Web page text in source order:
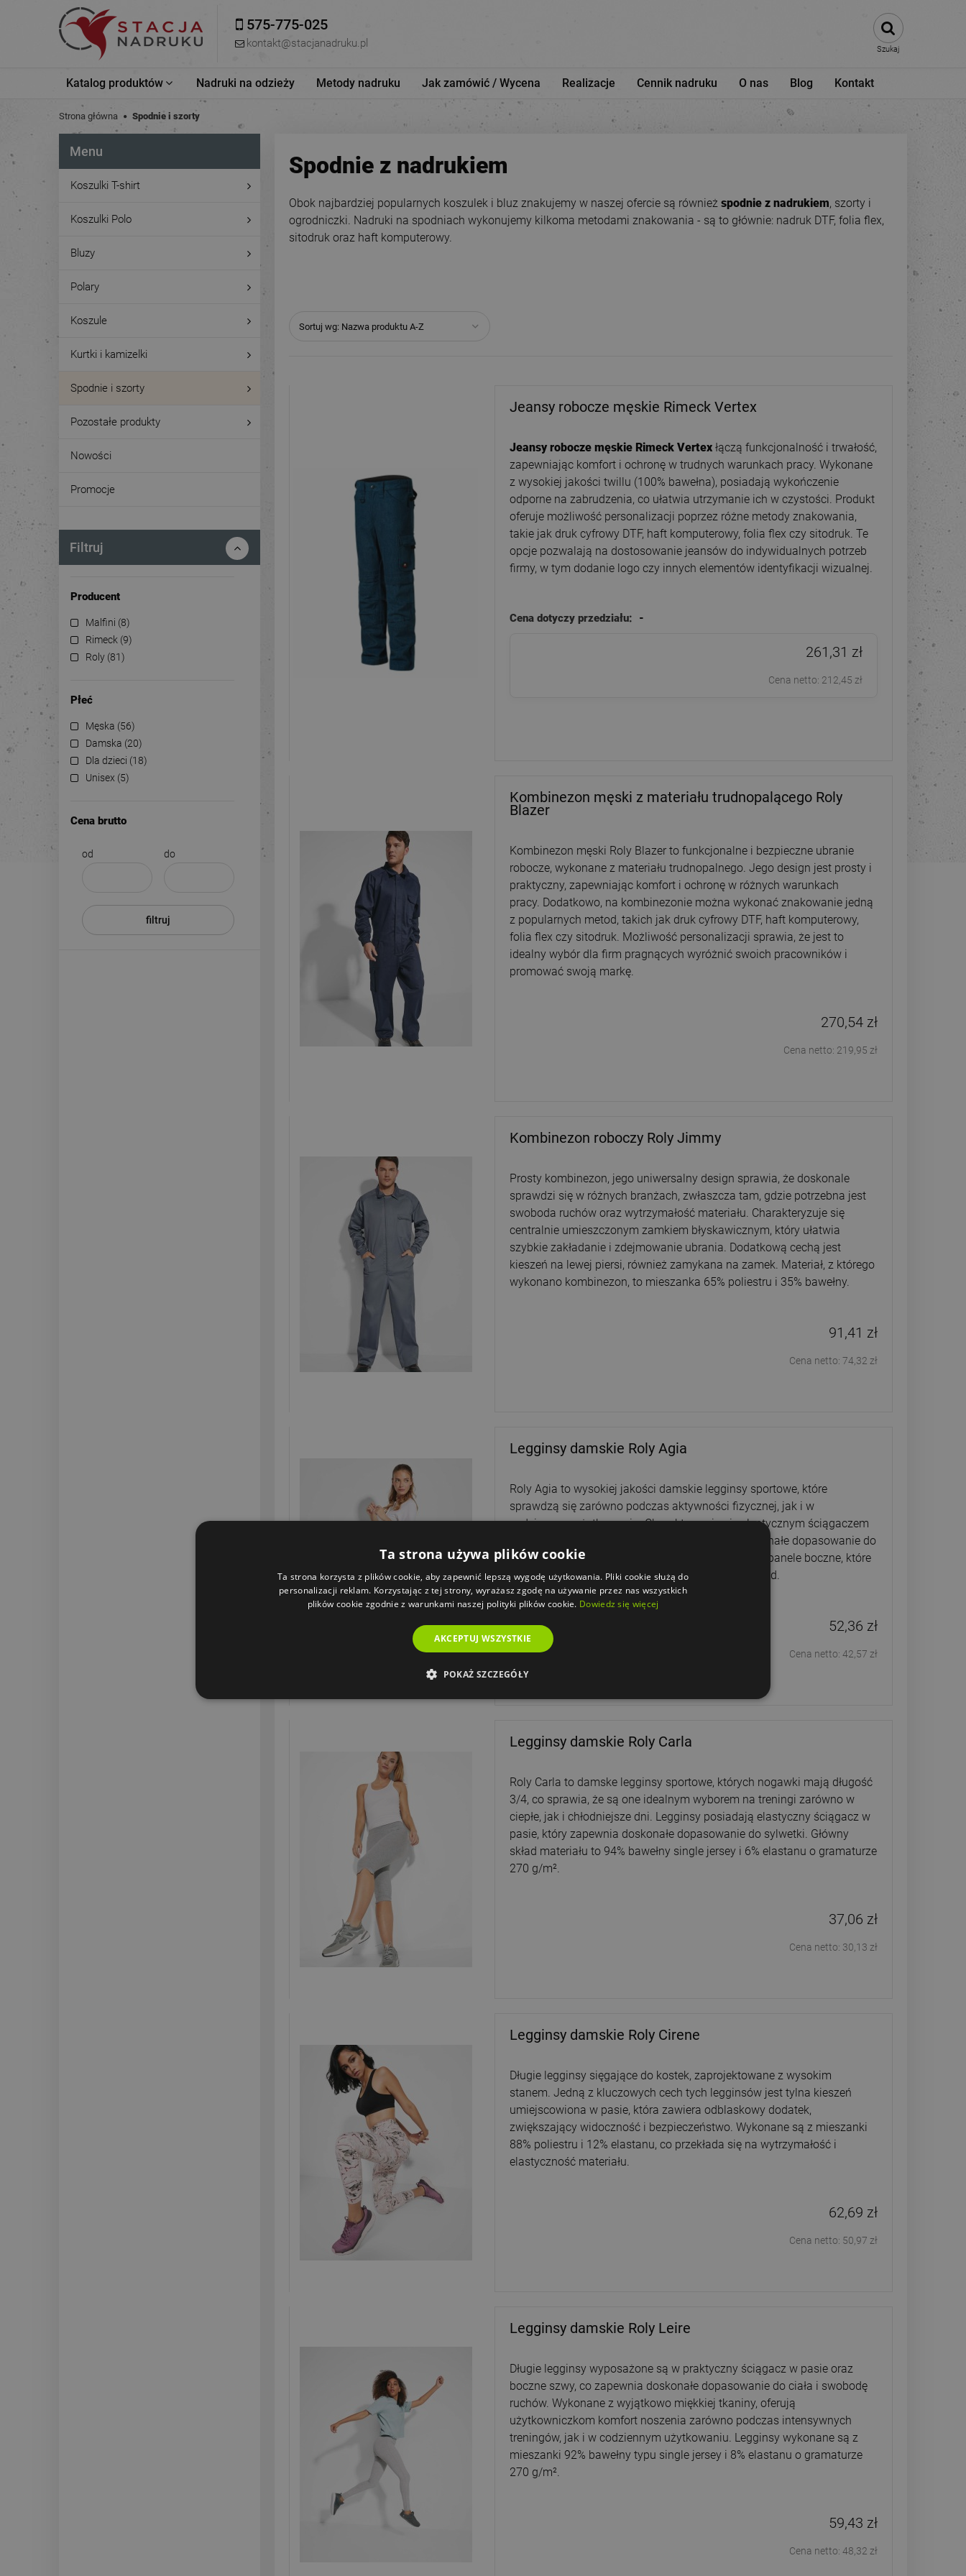
575-775-025
kontakt@stacjanadruku.pl Szukaj
Katalog produktów Nadruki na odzieży Metody nadruku Jak zamówić / Wycena Realizacje Cennik nadruku O nas Blog Kontakt
Strona główna Spodnie i szorty
Menu
Koszulki T-shirt
Koszulki Polo
Bluzy
Polary
Koszule
Kurtki i kamizelki
Spodnie i szorty
Pozostałe produkty
Nowości
Promocje
Filtruj
Producent
Malfini (8)
Rimeck (9)
Roly (81)
Płeć
Męska (56)
Damska (20)
Dla dzieci (18)
Unisex (5)
Cena brutto
od do
filtruj
Spodnie z nadrukiem
Obok najbardziej popularnych koszulek i bluz znakujemy w naszej ofercie są również spodnie z nadrukiem, szorty i
ogrodniczki. Nadruki na spodniach wykonujemy kilkoma metodami znakowania - są to głównie: nadruk DTF, folia flex,
sitodruk oraz haft komputerowy.
Sortuj wg: Nazwa produktu A-Z
Jeansy robocze męskie Rimeck Vertex
Jeansy robocze męskie Rimeck Vertex łączą funkcjonalność i trwałość,
zapewniając komfort i ochronę w trudnych warunkach pracy. Wykonane
z wysokiej jakości twillu (100% bawełna), posiadają wykończenie
odporne na zabrudzenia, co ułatwia utrzymanie ich w czystości. Produkt
oferuje możliwość personalizacji poprzez różne metody znakowania,
takie jak druk cyfrowy DTF, haft komputerowy, folia flex czy sitodruk. Te
opcje pozwalają na dostosowanie jeansów do indywidualnych potrzeb
firmy, w tym dodanie logo czy innych elementów identyfikacji wizualnej.
Cena dotyczy przedziału: -
261,31 zł
Cena netto: 212,45 zł
Kombinezon męski z materiału trudnopalącego Roly
Blazer
Kombinezon męski Roly Blazer to funkcjonalne i bezpieczne ubranie
robocze, wykonane z materiału trudnopalnego. Jego design jest prosty i
praktyczny, zapewniając komfort i ochronę w różnych warunkach
pracy. Dodatkowo, na kombinezonie można wykonać znakowanie jedną
z popularnych metod, takich jak druk cyfrowy DTF, haft komputerowy,
folia flex czy sitodruk. Możliwość personalizacji sprawia, że jest to
idealny wybór dla firm pragnących wyróżnić swoich pracowników i
promować swoją markę.
270,54 zł
Cena netto: 219,95 zł
Kombinezon roboczy Roly Jimmy
Prosty kombinezon, jego uniwersalny design sprawia, że doskonale
sprawdzi się w różnych branżach, zwłaszcza tam, gdzie potrzebna jest
swoboda ruchów oraz wytrzymałość materiału. Charakteryzuje się
centralnie umieszczonym zamkiem błyskawicznym, który ułatwia
szybkie zakładanie i zdejmowanie ubrania. Dodatkową cechą jest
kieszeń na lewej piersi, również zamykana na zamek. Materiał, z którego
wykonano kombinezon, to mieszanka 65% poliestru i 35% bawełny.
91,41 zł
Cena netto: 74,32 zł
Legginsy damskie Roly Agia
Roly Agia to wysokiej jakości damskie legginsy sportowe, które
sprawdzą się zarówno podczas aktywności fizycznej, jak i w
codziennym użytkowaniu. Charakteryzują się elastycznym ściągaczem
w pasie, co zapewnia komfort noszenia oraz doskonałe dopasowanie do
sylwetki. Dodatkowy akcent stanowią kontrastowe panele boczne, które
nadają legginsom nowoczesny i dynamiczny wygląd.
52,36 zł
Cena netto: 42,57 zł
Legginsy damskie Roly Carla
Roly Carla to damske legginsy sportowe, których nogawki mają długość
3/4, co sprawia, że są one idealnym wyborem na treningi zarówno w
ciepłe, jak i chłodniejsze dni. Legginsy posiadają elastyczny ściągacz w
pasie, który zapewnia doskonałe dopasowanie do sylwetki. Główny
skład materiału to 94% bawełny single jersey i 6% elastanu o gramaturze
270 g/m².
37,06 zł
Cena netto: 30,13 zł
Legginsy damskie Roly Cirene
Długie legginsy sięgające do kostek, zaprojektowane z wysokim
stanem. Jedną z kluczowych cech tych legginsów jest tylna kieszeń
umiejscowiona w pasie, która zawiera odblaskowy dodatek,
zwiększający widoczność i bezpieczeństwo. Wykonane są z mieszanki
88% poliestru i 12% elastanu, co przekłada się na wytrzymałość i
elastyczność materiału.
62,69 zł
Cena netto: 50,97 zł
Legginsy damskie Roly Leire
Długie legginsy wyposażone są w praktyczny ściągacz w pasie oraz
boczne szwy, co zapewnia doskonałe dopasowanie do ciała i swobodę
ruchów. Wykonane z wyjątkowo miękkiej tkaniny, oferują
użytkowniczkom komfort noszenia zarówno podczas intensywnych
treningów, jak i w codziennym użytkowaniu. Legginsy wykonane są z
mieszanki 92% bawełny typu single jersey i 8% elastanu o gramaturze
270 g/m².
59,43 zł
Cena netto: 48,32 zł
Ta strona używa plików cookie
Ta strona korzysta z plików cookie, aby zapewnić lepszą wygodę użytkowania. Pliki cookie służą do
personalizacji reklam. Korzystając z tej strony, wyrażasz zgodę na używanie przez nas wszystkich
plików cookie zgodnie z warunkami naszej polityki plików cookie. Dowiedz się więcej
AKCEPTUJ WSZYSTKIE
POKAŻ SZCZEGÓŁY